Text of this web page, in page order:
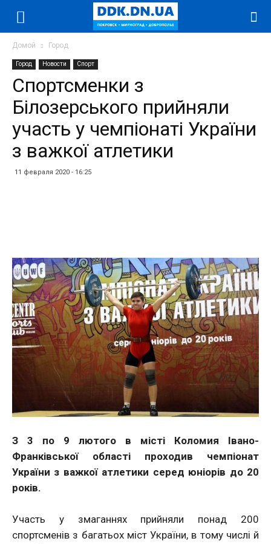
Домой Город
Город Новости Спорт
Спортсменки з
Білозерського прийняли
участь у чемпіонаті України
з важкої атлетики
11 февраля 2020 - 16:25
З 3 по 9 лютого в місті Коломия Івано-
Франківської області проходив чемпіонат
України з важкої атлетики серед юніорів до 20
років.
Участь у змаганнях прийняли понад 200
спортсменів з багатьох міст України, в тому числі й